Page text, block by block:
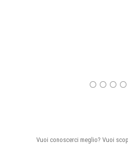
Vuoi conoscerci meglio? Vuoi